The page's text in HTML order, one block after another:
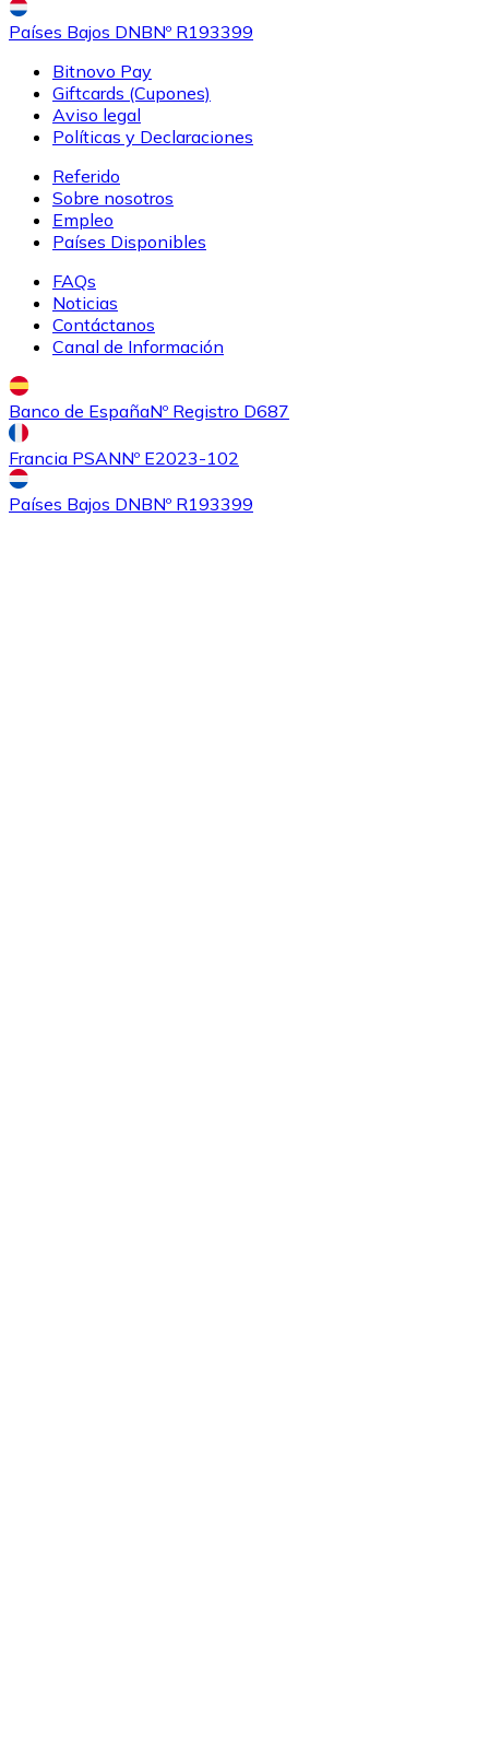
ComprarUniswap
UNI
Comprar
tarjeta
Países Bajos DNBNº R193399
Bitnovo Pay
Giftcards (Cupones)
Aviso legal
Políticas y Declaraciones
Referido
Sobre nosotros
Empleo
Países Disponibles
FAQs
Noticias
Contáctanos
Canal de Información
Banco de EspañaNº Registro D687
Francia PSANNº E2023-102
Países Bajos DNBNº R193399